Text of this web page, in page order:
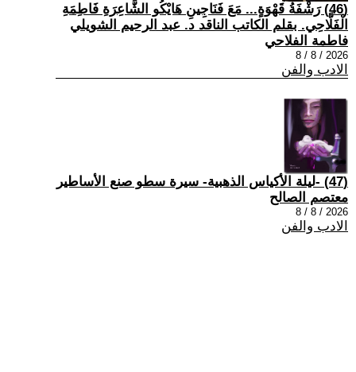
(46) رَشْفَةُ قَهْوَةٍ... مَعَ فَنَاجِينِ هَايْكُو الشَّاعِرَةِ فَاطِمَةِ
الْفَلَّاحِي. بقلم الكاتب الناقد د. عبد الرحيم الشويلي
فاطمة الفلاحي
2026 / 8 / 8
الادب والفن
(47) -ليلة الأكياس الذهبية- سيرة سطو صنع الأساطير
معتصم الصالح
2026 / 8 / 8
الادب والفن